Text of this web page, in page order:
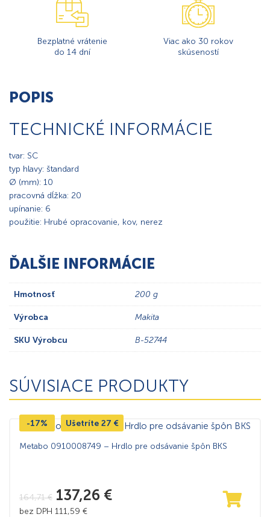
Bezplatné vrátenie
do 14 dní
Viac ako 30 rokov
skúseností
POPIS
TECHNICKÉ INFORMÁCIE
tvar: SC
typ hlavy: štandard
Ø (mm): 10
pracovná dĺžka: 20
upínanie: 6
použitie: Hrubé opracovanie, kov, nerez
ĎALŠIE INFORMÁCIE
Hmotnosť 200 g
Výrobca Makita
SKU Výrobcu B-52744
SÚVISIACE PRODUKTY
-17% Ušetríte 27 €
Metabo 0910008749 – Hrdlo pre odsávanie špôn BKS
164,71€ 137,26 €
bez DPH 111,59 €